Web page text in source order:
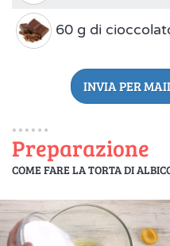
60 g di
INVIA PER
Preparazione
COME FARE LA TORTA DI